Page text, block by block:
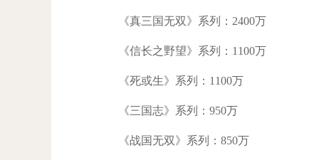
《真三国无双》系列：2400万
《信长之野望》系列：1100万
《死或生》系列：1100万
《三国志》系列：950万
《战国无双》系列：850万